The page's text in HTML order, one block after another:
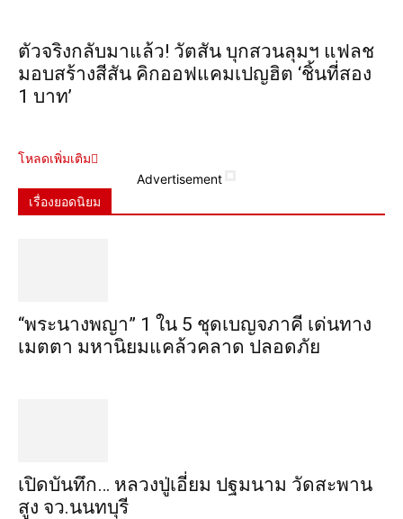
ตัวจริงกลับมาแล้ว! วัตสัน บุกสวนลุมฯ แฟลช
มอบสร้างสีสัน คิกออฟแคมเปญฮิต ‘ชิ้นที่สอง
1 บาท’
โหลดเพิ่มเติม
Advertisement
เรื่องยอดนิยม
“พระ​นาง​พญา” 1 ใน 5​ ชุดเบญจ​ภาคี​ เด่นทาง
เมตตา​ มหา​นิยม​แคล้วคลาด​ ปลอดภัย​
เปิดบันทึก… หลวงปู่เอี่ยม ​ปฐม​นาม​ วัดสะพาน
สูง​ จว.นนทบุรี